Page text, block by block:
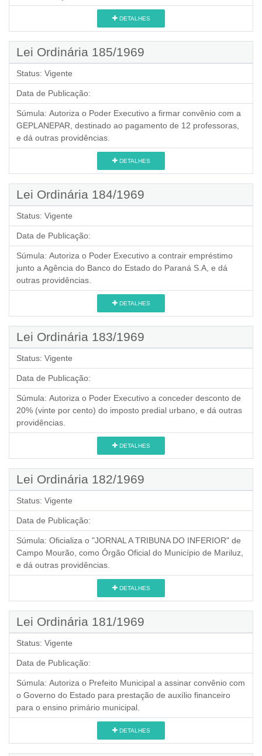
DETALHES
Lei Ordinária 185/1969
Status: Vigente
Data de Publicação:
Súmula: Autoriza o Poder Executivo a firmar convênio com a
GEPLANEPAR, destinado ao pagamento de 12 professoras,
e dá outras providências.
DETALHES
Lei Ordinária 184/1969
Status: Vigente
Data de Publicação:
Súmula: Autoriza o Poder Executivo a contrair empréstimo
junto a Agência do Banco do Estado do Paraná S.A, e dá
outras providências.
DETALHES
Lei Ordinária 183/1969
Status: Vigente
Data de Publicação:
Súmula: Autoriza o Poder Executivo a conceder desconto de
20% (vinte por cento) do imposto predial urbano, e dá outras
providências.
DETALHES
Lei Ordinária 182/1969
Status: Vigente
Data de Publicação:
Súmula: Oficializa o "JORNAL A TRIBUNA DO INFERIOR" de
Campo Mourão, como Órgão Oficial do Município de Mariluz,
e dá outras providências.
DETALHES
Lei Ordinária 181/1969
Status: Vigente
Data de Publicação:
Súmula: Autoriza o Prefeito Municipal a assinar convênio com
o Governo do Estado para prestação de auxílio financeiro
para o ensino primário municipal.
DETALHES